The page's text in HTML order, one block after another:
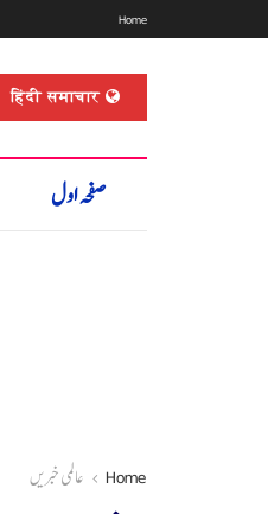
Home
हिंदी समाचार
صفحہ اول
Home عالمی خبریں